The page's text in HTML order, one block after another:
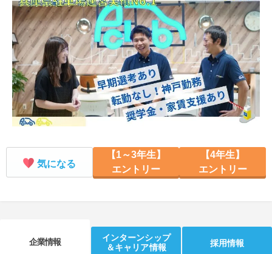
気になる
【1～3年生】
エントリー
【4年生】
エントリー
企業情報
インターンシップ
＆キャリア情報
採用情報